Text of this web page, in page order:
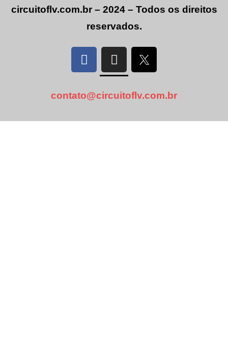
circuitoflv.com.br – 2024 – Todos os direitos
reservados.
contato@circuitoflv.com.br